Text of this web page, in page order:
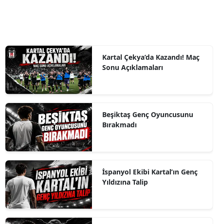
Kartal Çekya’da Kazandı! Maç
Sonu Açıklamaları
Beşiktaş Genç Oyuncusunu
Bırakmadı
İspanyol Ekibi Kartal’ın Genç
Yıldızına Talip